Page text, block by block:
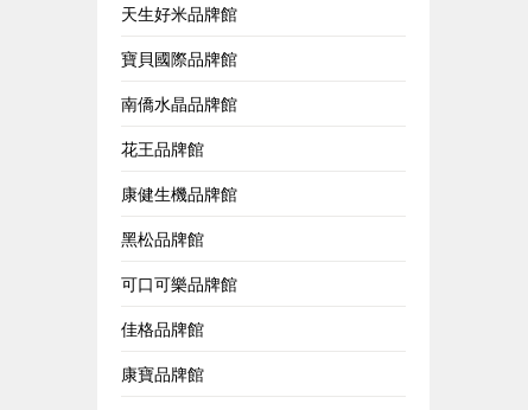
天生好米品牌館
寶貝國際品牌館
南僑水晶品牌館
花王品牌館
康健生機品牌館
黑松品牌館
可口可樂品牌館
佳格品牌館
康寶品牌館